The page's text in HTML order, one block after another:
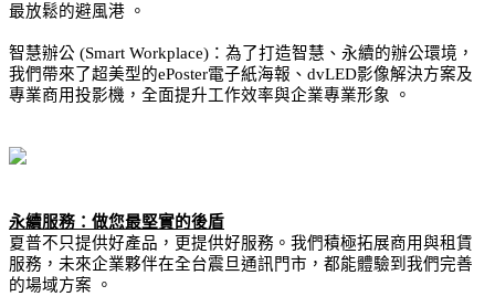
最放鬆的避風港 。
智慧辦公 (Smart Workplace)：為了打造智慧、永續的辦公環境，
我們帶來了超美型的ePoster電子紙海報、dvLED影像解決方案及
專業商用投影機，全面提升工作效率與企業專業形象 。
永續服務：做您最堅實的後盾
夏普不只提供好產品，更提供好服務。我們積極拓展商用與租賃
服務，未來企業夥伴在全台震旦通訊門市，都能體驗到我們完善
的場域方案 。